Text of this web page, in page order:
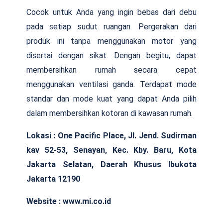
Cocok untuk Anda yang ingin bebas dari debu
pada setiap sudut ruangan. Pergerakan dari
produk ini tanpa menggunakan motor yang
disertai dengan sikat. Dengan begitu, dapat
membersihkan rumah secara cepat
menggunakan ventilasi ganda. Terdapat mode
standar dan mode kuat yang dapat Anda pilih
dalam membersihkan kotoran di kawasan rumah.
Lokasi : One Pacific Place, Jl. Jend. Sudirman
kav 52-53, Senayan, Kec. Kby. Baru, Kota
Jakarta Selatan, Daerah Khusus Ibukota
Jakarta 12190
Website : www.mi.co.id